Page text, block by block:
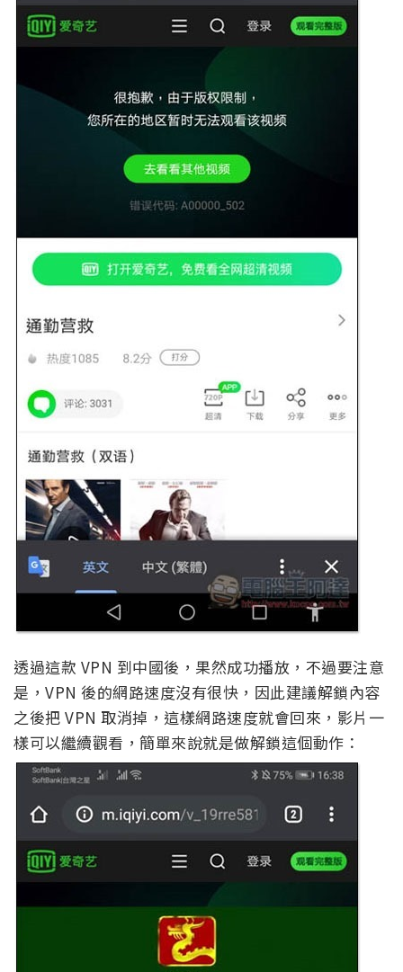
透過這款 VPN 到中國後，果然成功播放，不過要注意
是，VPN 後的網路速度沒有很快，因此建議解鎖內容
之後把 VPN 取消掉，這樣網路速度就會回來，影片一
樣可以繼續觀看，簡單來說就是做解鎖這個動作：